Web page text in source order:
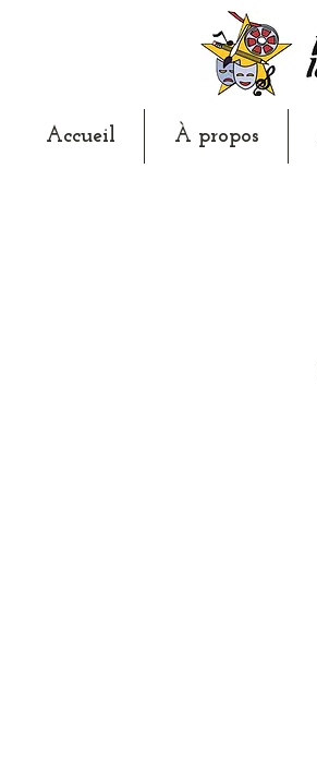
Accueil À propos